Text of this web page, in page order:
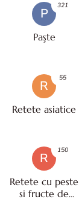
P
Paşte
321
R
Retete asiatice
55
R
Retete cu peste
si fructe de
150